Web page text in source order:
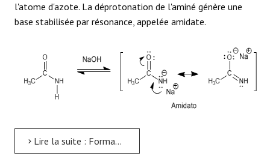
l'atome d'azote. La déprotonation de l'aminé génère une
base stabilisée par résonance, appelée amidate.
Lire la suite : Formation d'amidates